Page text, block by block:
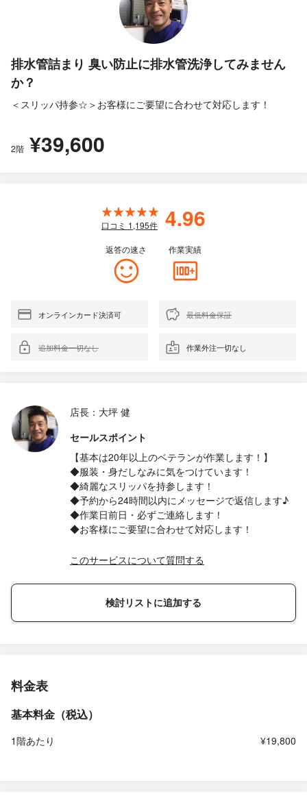
排水管詰まり 臭い防止に排水管洗浄してみません
か？
＜スリッパ持参☆＞お客様にご要望に合わせて対応します！
2階 ¥39,600
口コミ 1,195件 4.96
返答の速さ 作業実績
オンラインカード決済可 最低料金保証
追加料金一切なし 作業外注一切なし
店長：大坪 健
セールスポイント
【基本は20年以上のベテランが作業します！】
◆服装・身だしなみに気をつけています！
◆綺麗なスリッパを持参します！
◆予約から24時間以内にメッセージで返信します♪
◆作業日前日・必ずご連絡します！
◆お客様にご要望に合わせて対応します！
このサービスについて質問する
検討リストに追加する
料金表
基本料金（税込）
1階あたり ¥19,800